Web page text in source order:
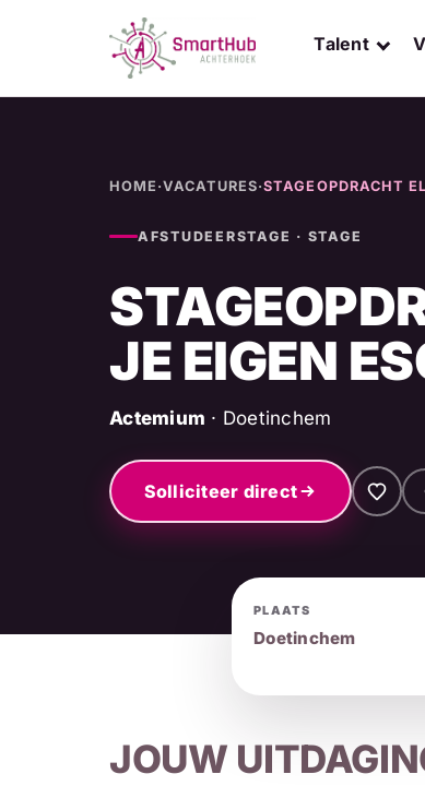
Talent
HOME ·VACATURES·STAGEOPDRACHT
AFSTUDEERSTAGE · STAGE
JE EIGEN
Actemium · Doetinchem
Solliciteer direct
PLAATS
Doetinchem
JOUW